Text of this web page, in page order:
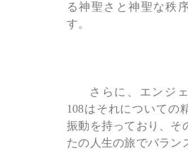
る神聖さと神聖な秩
す。
さらに、エンジ
108はそれについての
振動を持っており、そ
たの人生の旅でバラン